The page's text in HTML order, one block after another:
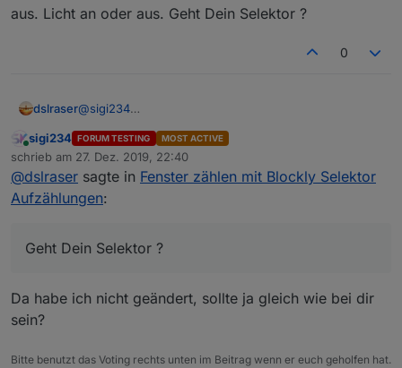
Schaut noch leer aus. Hab ich was übersehen?
aus. Licht an oder aus. Geht Dein Selektor ?
0
dslraser@sigi234
aus. Licht an oder aus. Geht Dein Selektor ?
Online
sigi234 FORUM TESTING MOST ACTIVE
schrieb am 27. Dez. 2019, 22:40
zuletzt editiert von
@dslraser sagte in Fenster zählen mit Blockly Selektor
Aufzählungen:
Geht Dein Selektor ?
Da habe ich nicht geändert, sollte ja gleich wie bei dir
sein?
Bitte benutzt das Voting rechts unten im Beitrag wenn er euch geholfen hat.